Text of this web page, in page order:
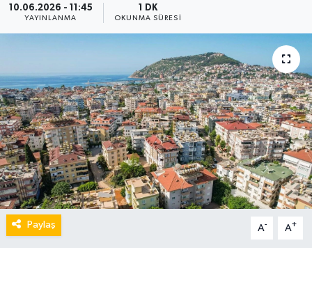
10.06.2026 - 11:45
YAYINLANMA
1 DK
OKUNMA SÜRESI
Paylaş A- A+